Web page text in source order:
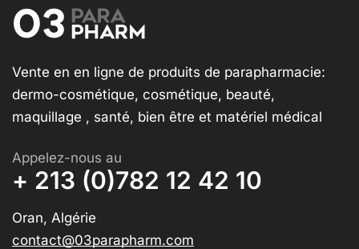
Vente en en ligne de produits de parapharmacie:
dermo-cosmétique, cosmétique, beauté,
maquillage , santé, bien être et matériel médical
Appelez-nous au
+ 213 (0)782 12 42 10
Oran, Algérie
contact@03parapharm.com